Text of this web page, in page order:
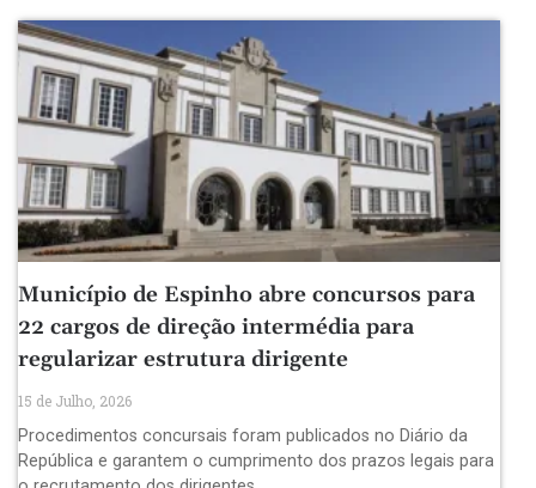
Município de Espinho abre concursos para
22 cargos de direção intermédia para
regularizar estrutura dirigente
15 de Julho, 2026
Procedimentos concursais foram publicados no Diário da
República e garantem o cumprimento dos prazos legais para